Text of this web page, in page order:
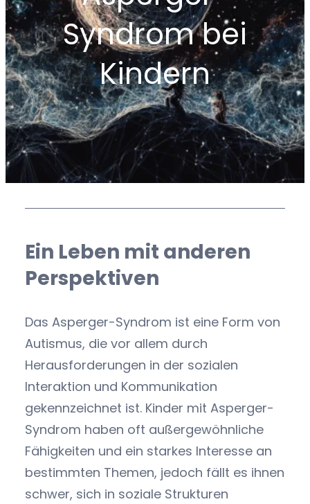
Syndrom bei
Kindern
Ein Leben mit anderen
Perspektiven
Das Asperger-Syndrom ist eine Form von
Autismus, die vor allem durch
Herausforderungen in der sozialen
Interaktion und Kommunikation
gekennzeichnet ist. Kinder mit Asperger-
Syndrom haben oft außergewöhnliche
Fähigkeiten und ein starkes Interesse an
bestimmten Themen, jedoch fällt es ihnen
schwer, sich in soziale Strukturen